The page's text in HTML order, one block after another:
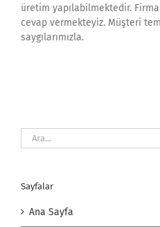
üretim yapılabilmektedir.
cevap vermekteyiz. Müşteri
saygılarımızla.
Ara:
Sayfalar
Ana Sayfa